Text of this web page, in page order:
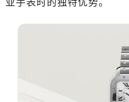
亚手表时的独特优势。